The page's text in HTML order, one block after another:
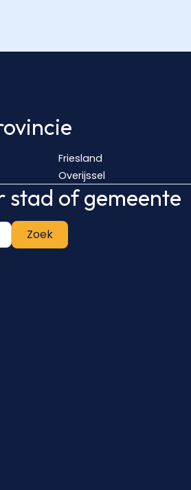
Friesland
Overijssel
stad of gemeente